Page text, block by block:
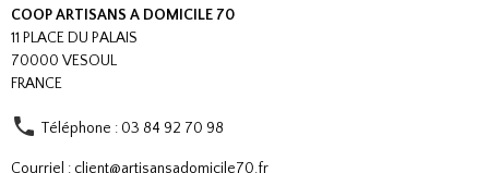
COOP ARTISANS A DOMICILE 70
11 PLACE DU PALAIS
70000 VESOUL
FRANCE
Téléphone : 03 84 92 70 98
Courriel : client@artisansadomicile70.fr